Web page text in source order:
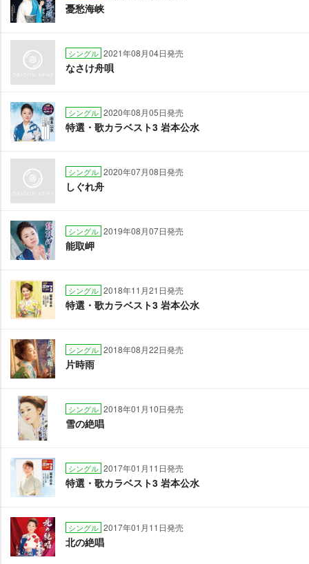
憂愁海峡
シングル 2021年08月04日発売
なさけ舟唄
シングル 2020年08月05日発売
特選・歌カラベスト3 岩本公水
シングル 2020年07月08日発売
しぐれ舟
シングル 2019年08月07日発売
能取岬
シングル 2018年11月21日発売
特選・歌カラベスト3 岩本公水
シングル 2018年08月22日発売
片時雨
シングル 2018年01月10日発売
雪の絶唱
シングル 2017年01月11日発売
特選・歌カラベスト3 岩本公水
シングル 2017年01月11日発売
北の絶唱